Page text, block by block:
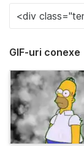
GIF-uri conexe